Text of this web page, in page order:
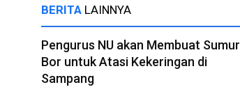
BERITA LAINNYA
Pengurus NU akan Membuat Sumur
Bor untuk Atasi Kekeringan di
Sampang